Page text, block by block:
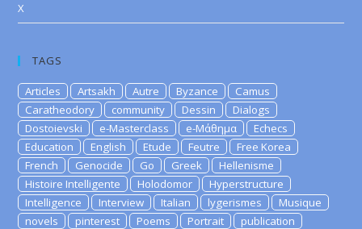
X
TAGS
Articles Artsakh Autre Byzance
Camus
Caratheodory
community Dessin
Dialogs
Dostoievski
e-Masterclass e-Μάθημα
Echecs
Education
English Etude Feutre
Free Korea
French
Genocide Go Greek
Hellenisme
Histoire Intelligente
Holodomor
Hyperstructure
Intelligence
Interview Italian lygerismes
Musique
novels
pinterest Poems Portrait
publication